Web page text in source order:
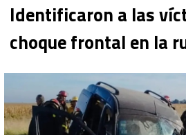
Identificaron a las
choque frontal en la